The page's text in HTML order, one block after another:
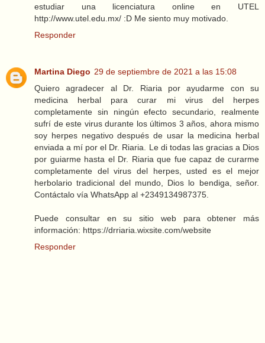
estudiar una licenciatura online en UTEL
http://www.utel.edu.mx/ :D Me siento muy motivado.
Responder
Martina Diego 29 de septiembre de 2021 a las 15:08
Quiero agradecer al Dr. Riaria por ayudarme con su
medicina herbal para curar mi virus del herpes
completamente sin ningún efecto secundario, realmente
sufrí de este virus durante los últimos 3 años, ahora mismo
soy herpes negativo después de usar la medicina herbal
enviada a mí por el Dr. Riaria. Le di todas las gracias a Dios
por guiarme hasta el Dr. Riaria que fue capaz de curarme
completamente del virus del herpes, usted es el mejor
herbolario tradicional del mundo, Dios lo bendiga, señor.
Contáctalo vía WhatsApp al +2349134987375.
Puede consultar en su sitio web para obtener más
información: https://drriaria.wixsite.com/website
Responder